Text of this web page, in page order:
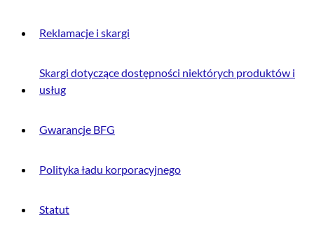
Reklamacje i skargi
Skargi dotyczące dostępności niektórych produktów i
usług
Gwarancje BFG
Polityka ładu korporacyjnego
Statut